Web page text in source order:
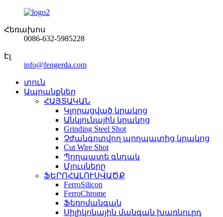
Հեռախոս
0086-632-5985228
Էլ
info@fengerda.com
տուն
Ապրանքներ
ՀԱՅՏԱԿԱՆ
Կլորացված կրակոց
Անկյունային կրակոց
Grinding Steel Shot
Չժանգոտվող պողպատից կրակոց
Cut Wire Shot
Պողպատե գնդակ
Մյուսները
ՖԵՐՈՀԱԼՈՒՍՎԱԾՔ
FerroSilicon
FerroChrome
Ֆեռոմանգան
Սիլիկոնային մանգան խառնուրդ